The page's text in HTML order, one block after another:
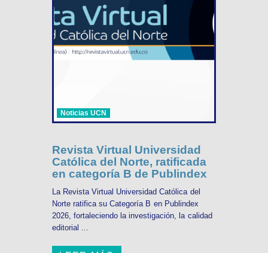
Noticias UCN
Revista Virtual Universidad
Católica del Norte, ratificada
en categoría B de Publindex
La Revista Virtual Universidad Católica del
Norte ratifica su Categoría B en Publindex
2026, fortaleciendo la investigación, la calidad
editorial ...